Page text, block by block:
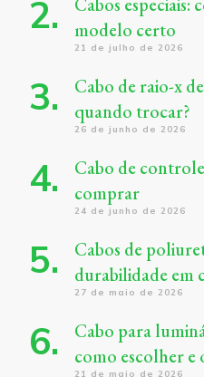
modelo certo
21 de julho de 2026
Cabo de raio-x
quando trocar?
26 de junho de 2026
Cabo de
comprar
24 de junho de 2026
Cabos de
durabilidade em
27 de maio de 2026
Cabo para
como escolher
21 de maio de 2026